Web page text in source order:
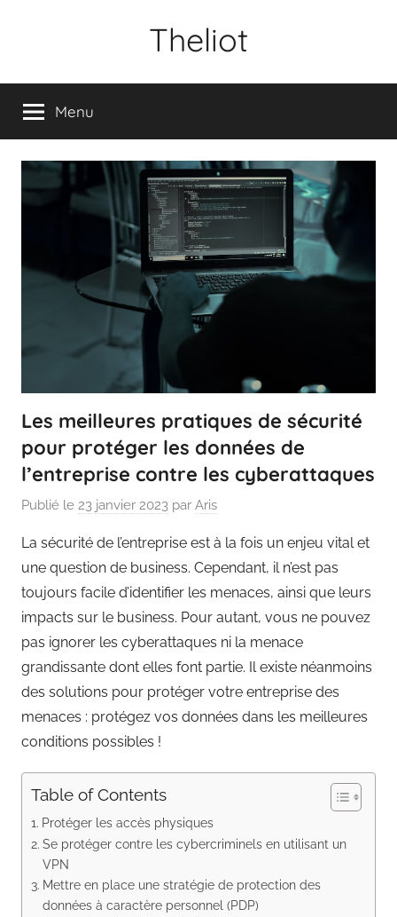
Theliot
Menu
Les meilleures pratiques de sécurité
pour protéger les données de
l’entreprise contre les cyberattaques
Publié le 23 janvier 2023 par Aris
La sécurité de l’entreprise est à la fois un enjeu vital et
une question de business. Cependant, il n’est pas
toujours facile d’identifier les menaces, ainsi que leurs
impacts sur le business. Pour autant, vous ne pouvez
pas ignorer les cyberattaques ni la menace
grandissante dont elles font partie. Il existe néanmoins
des solutions pour protéger votre entreprise des
menaces : protégez vos données dans les meilleures
conditions possibles !
Table of Contents
Protéger les accès physiques
Se protéger contre les cybercriminels en utilisant un
VPN
Mettre en place une stratégie de protection des
données à caractère personnel (PDP)